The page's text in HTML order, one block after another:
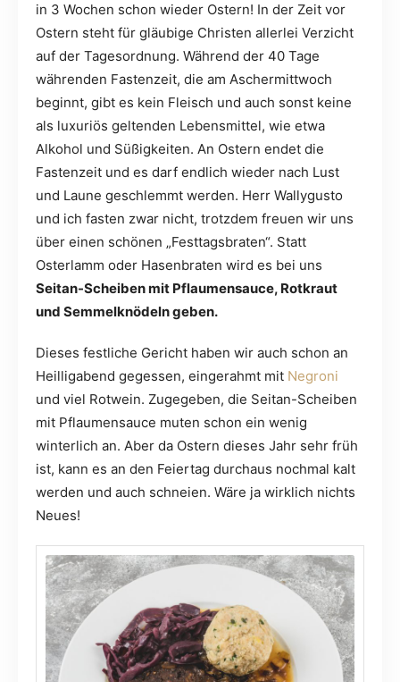
in 3 Wochen schon wieder Ostern! In der Zeit vor
Ostern steht für gläubige Christen allerlei Verzicht
auf der Tagesordnung. Während der 40 Tage
währenden Fastenzeit, die am Aschermittwoch
beginnt, gibt es kein Fleisch und auch sonst keine
als luxuriös geltenden Lebensmittel, wie etwa
Alkohol und Süßigkeiten. An Ostern endet die
Fastenzeit und es darf endlich wieder nach Lust
und Laune geschlemmt werden. Herr Wallygusto
und ich fasten zwar nicht, trotzdem freuen wir uns
über einen schönen „Festtagsbraten“. Statt
Osterlamm oder Hasenbraten wird es bei uns
Seitan-Scheiben mit Pflaumensauce, Rotkraut
und Semmelknödeln geben.
Dieses festliche Gericht haben wir auch schon an
Heilligabend gegessen, eingerahmt mit Negroni
und viel Rotwein. Zugegeben, die Seitan-Scheiben
mit Pflaumensauce muten schon ein wenig
winterlich an. Aber da Ostern dieses Jahr sehr früh
ist, kann es an den Feiertag durchaus nochmal kalt
werden und auch schneien. Wäre ja wirklich nichts
Neues!